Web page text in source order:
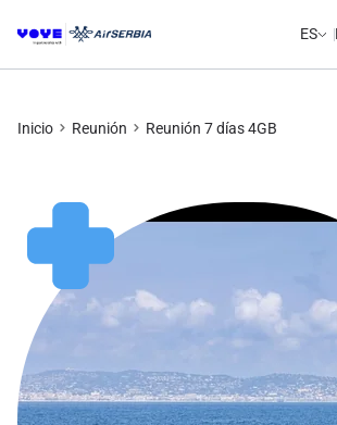
ES
Inicio Reunión Reunión 7 días 4GB